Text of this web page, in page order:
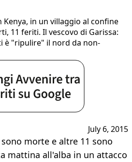
Kenya, in un villaggio al confine
11 feriti. Il vescovo di Garissa:
è "ripulire" il nord da non-
July 6, 2015
morte e altre 11 sono
mattina all'alba in un attacco